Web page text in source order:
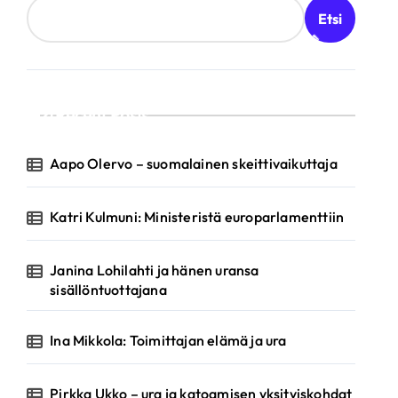
Etsi
Recent Posts
Aapo Olervo – suomalainen skeittivaikuttaja
Katri Kulmuni: Ministeristä europarlamenttiin
Janina Lohilahti ja hänen uransa
sisällöntuottajana
Ina Mikkola: Toimittajan elämä ja ura
Pirkka Ukko – ura ja katoamisen yksityiskohdat